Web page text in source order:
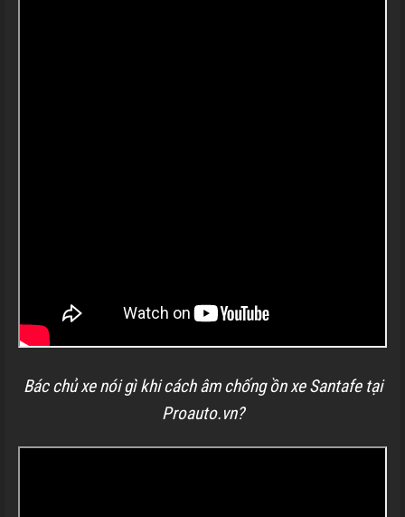
Bác chủ xe nói gì khi cách âm chống ồn xe Santafe tại
Proauto.vn?